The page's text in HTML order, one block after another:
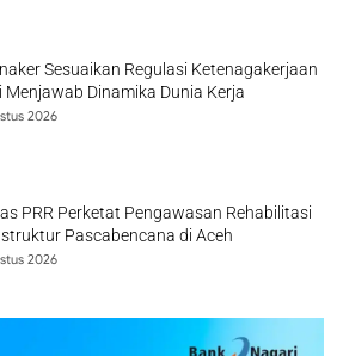
Sesuaikan Regulasi Ketenagakerjaan
Menjawab Dinamika Dunia Kerja
2026
PRR Perketat Pengawasan Rehabilitasi
Pascabencana di Aceh
2026